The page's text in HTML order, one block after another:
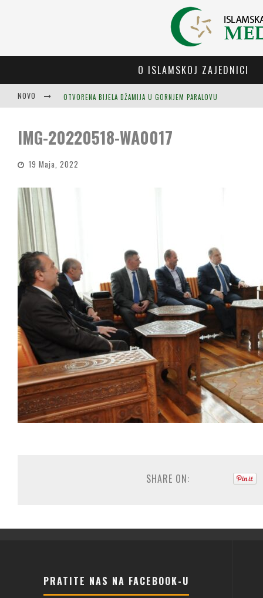
O ISLAMSKOJ ZAJEDNICI
NOVO OTVORENA BIJELA DŽAMIJA U GORNJEM PARALOVU
IMG-20220518-WA0017
19 Maja, 2022
SHARE ON:
PRATITE NAS NA FACEBOOK-U